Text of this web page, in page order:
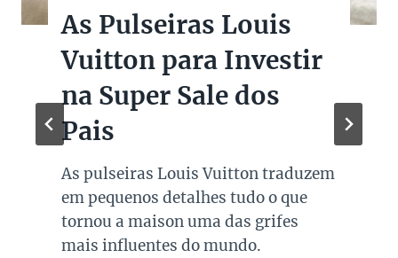
As Pulseiras Louis
Vuitton para Investir
na Super Sale dos
Pais
As pulseiras Louis Vuitton traduzem
em pequenos detalhes tudo o que
tornou a maison uma das grifes
mais influentes do mundo.